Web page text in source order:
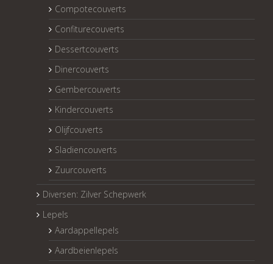
Compotecouverts
Confiturecouverts
Dessertcouverts
Dinercouverts
Gembercouverts
Kindercouverts
Olijfcouverts
Sladiencouverts
Zuurcouverts
Diversen: Zilver Schepwerk
Lepels
Aardappellepels
Aardbeienlepels